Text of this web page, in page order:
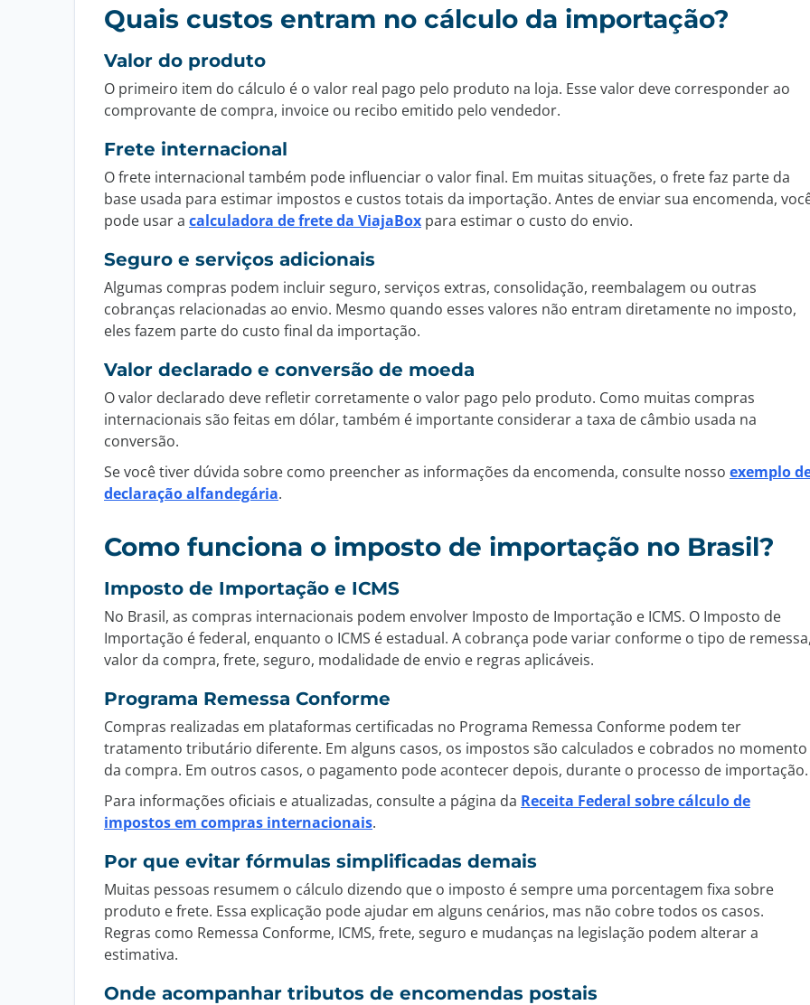
Quais custos entram no cálculo da importação?
Valor do produto
O primeiro item do cálculo é o valor real pago pelo produto na loja. Esse valor deve corresponder ao
comprovante de compra, invoice ou recibo emitido pelo vendedor.
Frete internacional
O frete internacional também pode influenciar o valor final. Em muitas situações, o frete faz parte da
base usada para estimar impostos e custos totais da importação. Antes de enviar sua encomenda,
pode usar a calculadora de frete da ViajaBox para estimar o custo do envio.
Seguro e serviços adicionais
Algumas compras podem incluir seguro, serviços extras, consolidação, reembalagem ou outras
cobranças relacionadas ao envio. Mesmo quando esses valores não entram diretamente no imposto,
eles fazem parte do custo final da importação.
Valor declarado e conversão de moeda
O valor declarado deve refletir corretamente o valor pago pelo produto. Como muitas compras
internacionais são feitas em dólar, também é importante considerar a taxa de câmbio usada na
conversão.
Se você tiver dúvida sobre como preencher as informações da encomenda, consulte nosso exemplo
declaração alfandegária.
Como funciona o imposto de importação no Brasil?
Imposto de Importação e ICMS
No Brasil, as compras internacionais podem envolver Imposto de Importação e ICMS. O Imposto de
Importação é federal, enquanto o ICMS é estadual. A cobrança pode variar conforme o tipo de
valor da compra, frete, seguro, modalidade de envio e regras aplicáveis.
Programa Remessa Conforme
Compras realizadas em plataformas certificadas no Programa Remessa Conforme podem ter
tratamento tributário diferente. Em alguns casos, os impostos são calculados e cobrados no momento
da compra. Em outros casos, o pagamento pode acontecer depois, durante o processo de importação.
Para informações oficiais e atualizadas, consulte a página da Receita Federal sobre cálculo de
impostos em compras internacionais.
Por que evitar fórmulas simplificadas demais
Muitas pessoas resumem o cálculo dizendo que o imposto é sempre uma porcentagem fixa sobre
produto e frete. Essa explicação pode ajudar em alguns cenários, mas não cobre todos os casos.
Regras como Remessa Conforme, ICMS, frete, seguro e mudanças na legislação podem alterar a
estimativa.
Onde acompanhar tributos de encomendas postais